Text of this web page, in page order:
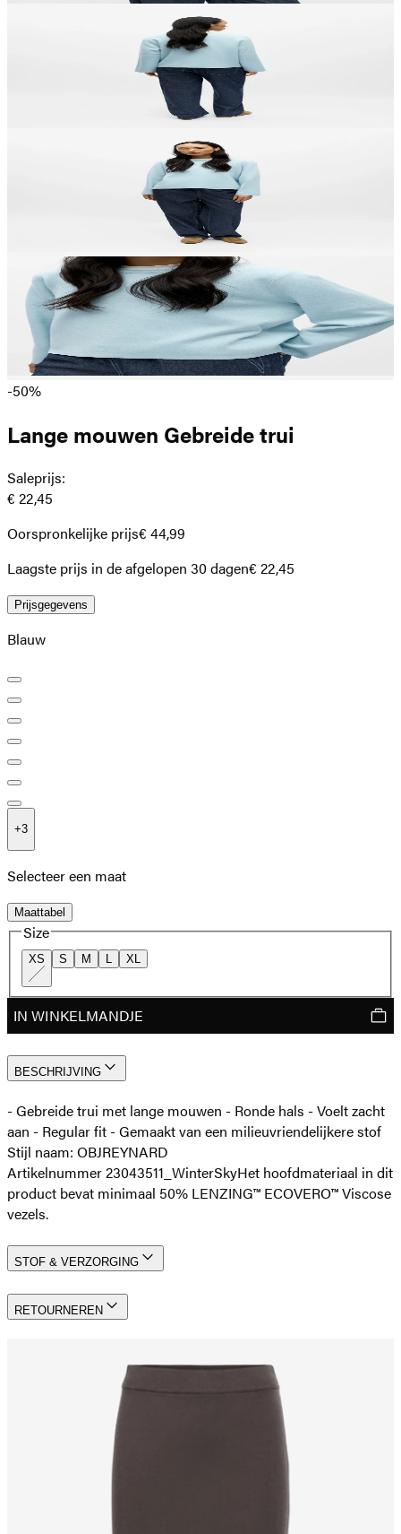
-50%
Lange mouwen Gebreide trui
Saleprijs:
€ 22,45
Oorspronkelijke prijs€ 44,99
Laagste prijs in de afgelopen 30 dagen€ 22,45
Prijsgegevens
Blauw
+3
Selecteer een maat
Maattabel
Size
XS S M L XL
IN WINKELMANDJE
BESCHRIJVING
- Gebreide trui met lange mouwen - Ronde hals - Voelt zacht
aan - Regular fit - Gemaakt van een milieuvriendelijkere stof
Stijl naam: OBJREYNARD
Artikelnummer 23043511_WinterSkyHet hoofdmateriaal in dit
product bevat minimaal 50% LENZING™ ECOVERO™ Viscose
vezels.
STOF & VERZORGING
RETOURNEREN